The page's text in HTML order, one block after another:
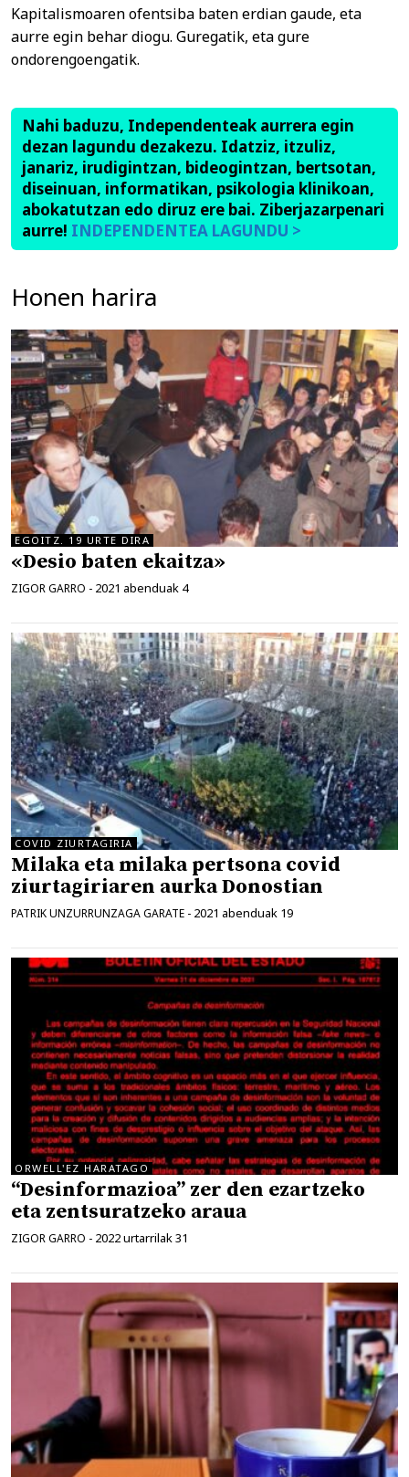
Kapitalismoaren ofentsiba baten erdian gaude, eta
aurre egin behar diogu. Guregatik, eta gure
ondorengoengatik.
Nahi baduzu, Independenteak aurrera egin
dezan lagundu dezakezu. Idatziz, itzuliz,
janariz, irudigintzan, bideogintzan, bertsotan,
diseinuan, informatikan, psikologia klinikoan,
abokatutzan edo diruz ere bai. Ziberjazarpenari
aurre! INDEPENDENTEA LAGUNDU >
Honen harira
EGOITZ. 19 URTE DIRA
«Desio baten ekaitza»
ZIGOR GARRO - 2021 abenduak 4
COVID ZIURTAGIRIA
Milaka eta milaka pertsona covid
ziurtagiriaren aurka Donostian
PATRIK UNZURRUNZAGA GARATE - 2021 abenduak 19
ORWELL'EZ HARATAGO
“Desinformazioa” zer den ezartzeko
eta zentsuratzeko araua
ZIGOR GARRO - 2022 urtarrilak 31